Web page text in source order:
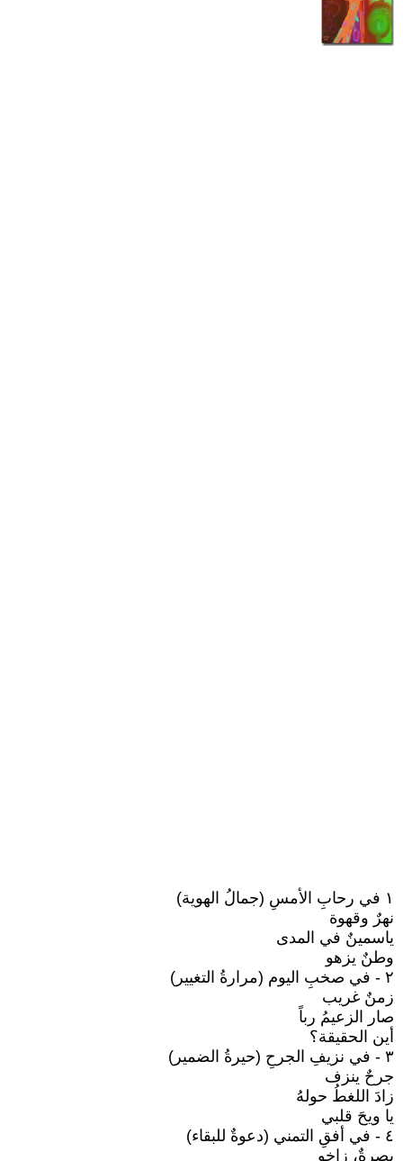
١ في رحابِ الأمسِ (جمالُ الهوية)
نهرٌ وقهوة
ياسمينٌ في المدى
وطنٌ يزهو
٢ - في صخبِ اليوم (مرارةُ التغيير)
زمنٌ غريب
صار الزعيمُ رباً
أين الحقيقة؟
٣ - في نزيفِ الجرحِ (حيرةُ الضمير)
جرحٌ ينزف
زادَ اللغطُ حولهُ
يا ويحَ قلبي
٤ - في أفقِ التمني (دعوةٌ للبقاء)
بصرةٌ، زاخو